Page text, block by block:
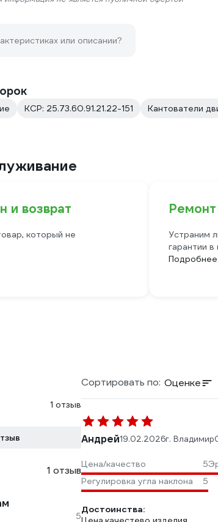
или описании?
КСР: 25.73.60.91.21.22-151 Кантователи
и возврат
который не
Устраним
гарантии
Подробнее
1 отзыв
1 отзыв
5
Сортировать по: Оценке
Андрей19.02.2026г. Владимир
Цена/качество 5
Регулировка угла наклона
5
Достоинства: